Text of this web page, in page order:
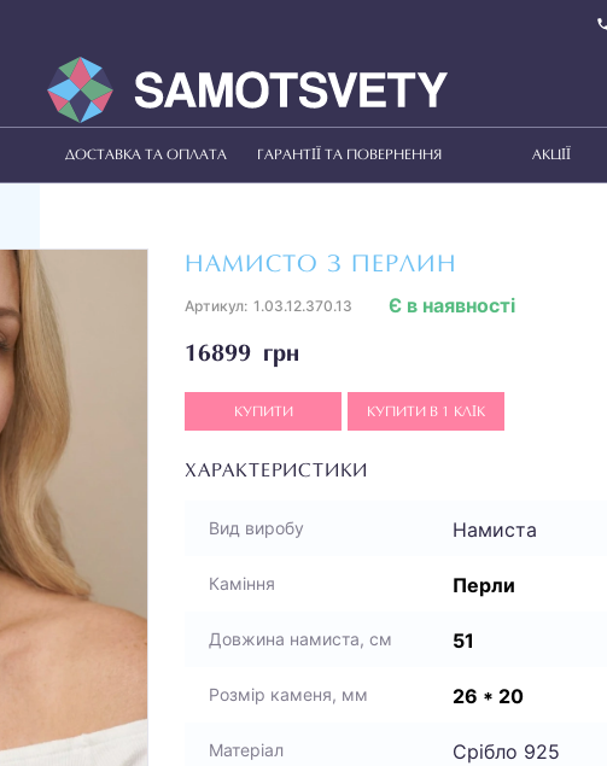
ДОСТАВКА ТА ОПЛАТА ГАРАНТІЇ ТА ПОВЕРНЕННЯ АКЦІЇ
НАМИСТО З ПЕРЛИН
Артикул: 1.03.12.370.13
16899 грн
Є в наявності
КУПИТИ КУПИТИ В 1 КЛІК
ХАРАКТЕРИСТИКИ
Вид виробу Намиста
Каміння Перли
Довжина намиста, см 51
Розмір каменя, мм 26 * 20
Матеріал Срібло 925